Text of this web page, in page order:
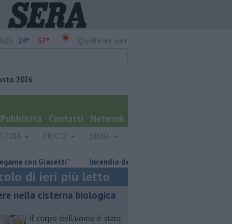
24° 37°
2026
Pubblicità Contatti Network
PRATO SIENA
Giacetti" Incendio devasta un capannone, parte del tetto
di ieri più letto
nella cisterna biologica
Il corpo dell'uomo è stato